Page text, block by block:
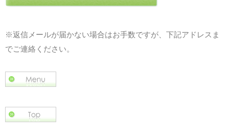
※返信メールが届かない場合はお手数ですが、下記アドレスま
でご連絡ください。